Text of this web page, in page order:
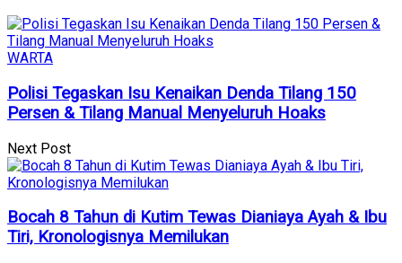
WARTA
Polisi Tegaskan Isu Kenaikan Denda Tilang 150
Persen & Tilang Manual Menyeluruh Hoaks
Next Post
Bocah 8 Tahun di Kutim Tewas Dianiaya Ayah & Ibu
Tiri, Kronologisnya Memilukan